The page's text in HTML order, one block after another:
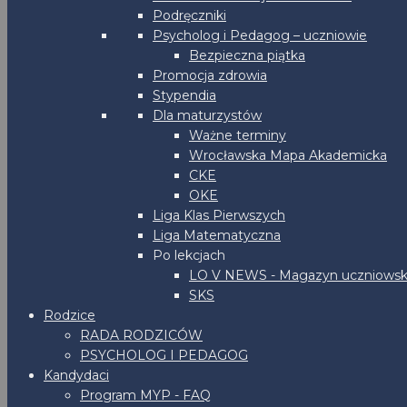
Podręczniki
Psycholog i Pedagog – uczniowie
Bezpieczna piątka
Promocja zdrowia
Stypendia
Dla maturzystów
Ważne terminy
Wrocławska Mapa Akademicka
CKE
OKE
Liga Klas Pierwszych
Liga Matematyczna
Po lekcjach
LO V NEWS - Magazyn
SKS
Rodzice
RADA RODZICÓW
PSYCHOLOG I PEDAGOG
Kandydaci
Program MYP - FAQ